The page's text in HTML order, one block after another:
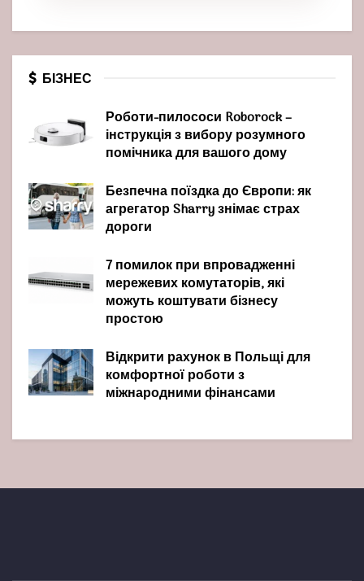
БІЗНЕС
Роботи-пилососи Roborock –
інструкція з вибору розумного
помічника для вашого дому
Безпечна поїздка до Європи: як
агрегатор Sharry знімає страх
дороги
7 помилок при впровадженні
мережевих комутаторів, які
можуть коштувати бізнесу
простою
Відкрити рахунок в Польщі для
комфортної роботи з
міжнародними фінансами